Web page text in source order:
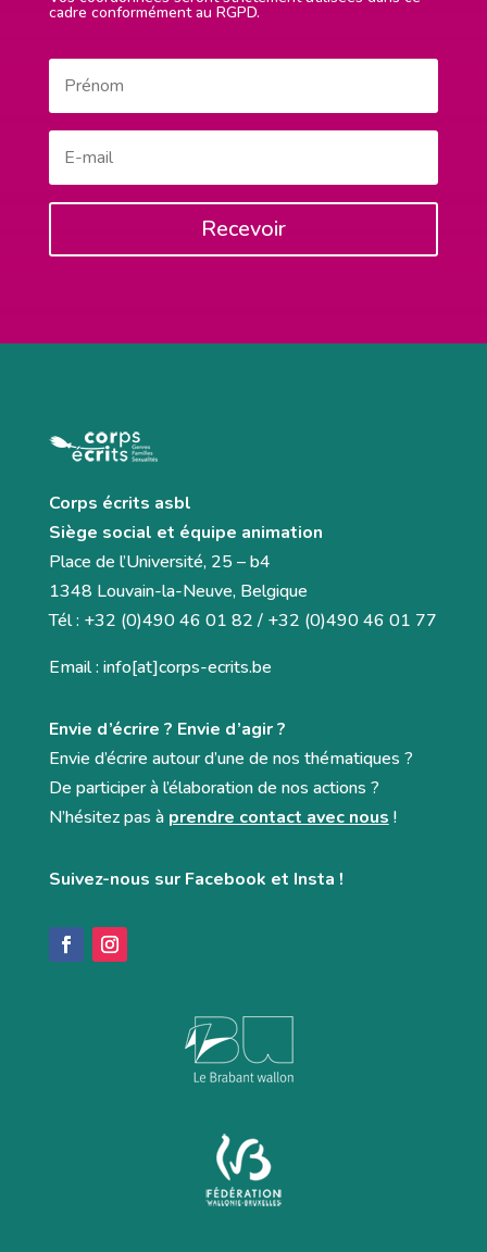
cadre conformément au RGPD.
Recevoir
Corps écrits asbl
Siège social et équipe animation
Place de l’Université, 25 – b4
1348 Louvain-la-Neuve, Belgique
Tél : +32 (0)490 46 01 82 / +32 (0)490 46 01 77
Email : info[at]corps-ecrits.be
Envie d’écrire ? Envie d’agir ?
Envie d’écrire autour d’une de nos thématiques ?
De participer à l’élaboration de nos actions ?
N’hésitez pas à prendre contact avec nous !
Suivez-nous sur Facebook et Insta !